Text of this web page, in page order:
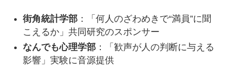
街角統計学部：「何人のざわめきで“満員”に聞
こえるか」共同研究のスポンサー
なんでも心理学部：「歓声が人の判断に与える
影響」実験に音源提供